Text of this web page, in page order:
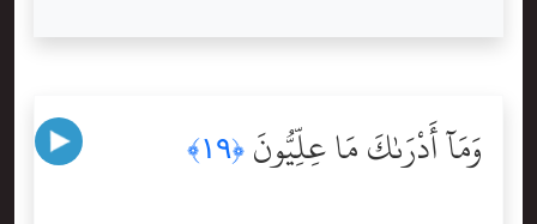
وَمَآ أَدْرَىٰكَ مَا عِلِّيُّونَ ﴿١٩﴾